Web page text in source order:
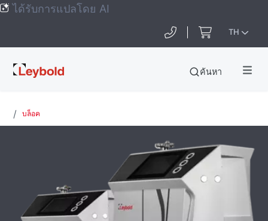
ได้รับการแปลโดย AI
TH
Leybold
ค้นหา
บล็อค